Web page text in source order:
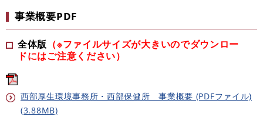
事業概要PDF
全体版 （※ファイルサイズが大きいのでダウンロー
ドにはご注意ください）
西部厚生環境事務所・西部保健所 事業概要 (PDFファイル)
(3.88MB)